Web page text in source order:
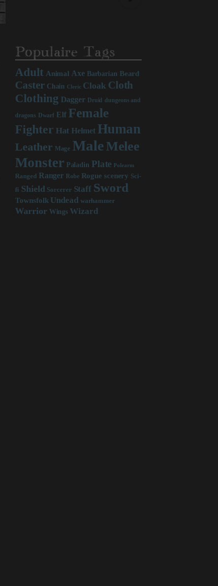
Populaire Tags
Adult Animal Axe Barbarian Beard
Caster Chain Cleric Cloak Cloth
Clothing Dagger Druid dungeons and
dragons Dwarf Elf Female
Fighter Hat Helmet Human
Leather Mage MaleMelee
Monster Paladin Plate Polearm
Ranged Ranger Robe Rogue scenery Sci-
fi Shield Sorcerer Staff Sword
Townsfolk Undead warhammer
Warrior Wings Wizard